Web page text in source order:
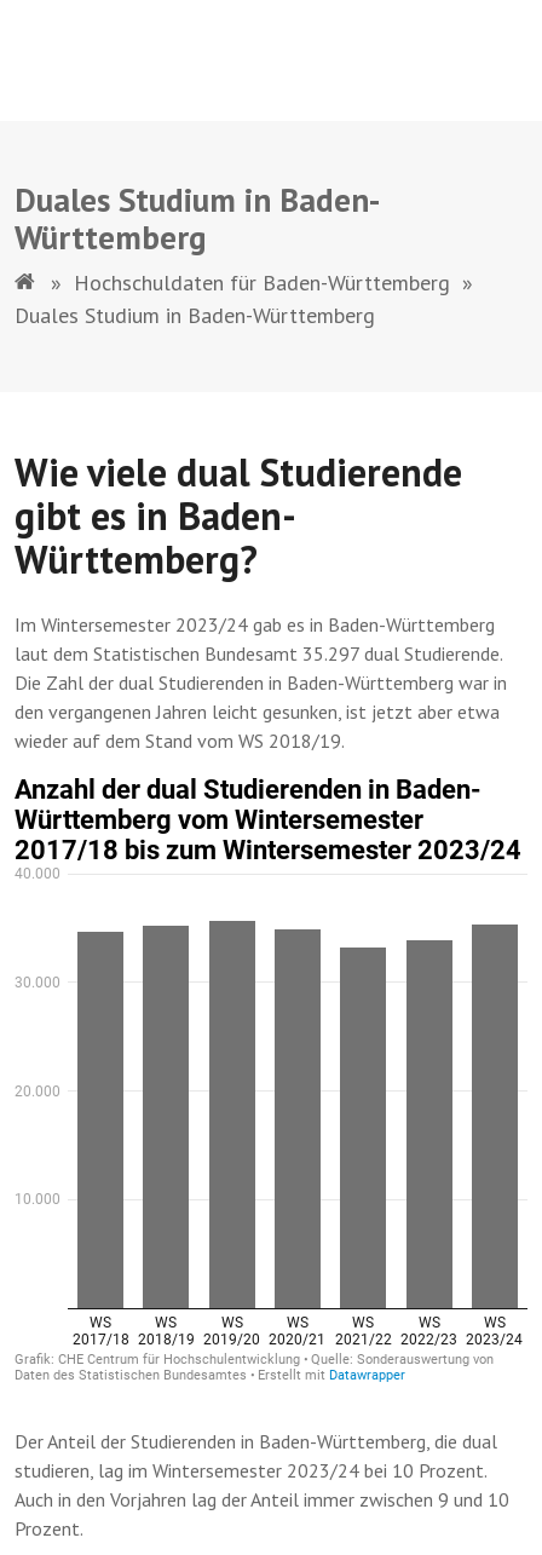
Duales Studium in Baden-
Württemberg
» Hochschuldaten für Baden-Württemberg »
Duales Studium in Baden-Württemberg
Wie viele dual Studierende
gibt es in Baden-
Württemberg?
Im Wintersemester 2023/24 gab es in Baden-Württemberg
laut dem Statistischen Bundesamt 35.297 dual Studierende.
Die Zahl der dual Studierenden in Baden-Württemberg war in
den vergangenen Jahren leicht gesunken, ist jetzt aber etwa
wieder auf dem Stand vom WS 2018/19.
Der Anteil der Studierenden in Baden-Württemberg, die dual
studieren, lag im Wintersemester 2023/24 bei 10 Prozent.
Auch in den Vorjahren lag der Anteil immer zwischen 9 und 10
Prozent.